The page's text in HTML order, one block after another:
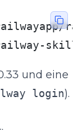
und eine
login).